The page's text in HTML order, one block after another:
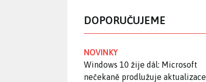
DOPORUČUJEME
NOVINKY
Windows 10 žije dál: Microsoft
nečekaně prodlužuje aktualizace